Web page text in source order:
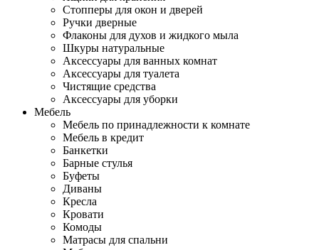
Стопперы для окон и дверей
Ручки дверные
Флаконы для духов и жидкого мыла
Шкуры натуральные
Аксессуары для ванных комнат
Аксессуары для туалета
Чистящие средства
Аксессуары для уборки
Мебель
Мебель по принадлежности к комнате
Мебель в кредит
Банкетки
Барные стулья
Буфеты
Диваны
Кресла
Кровати
Комоды
Матрасы для спальни